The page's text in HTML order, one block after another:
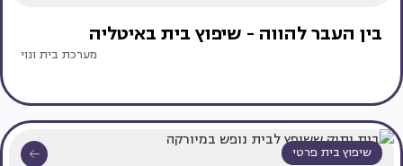
בין העבר להווה - שיפוץ בית באיטליה
מערכת בית ונוי
שיפוץ בית פרטי